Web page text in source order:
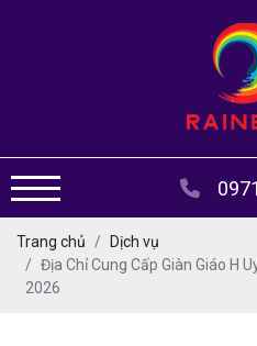
Trang chủ
Dịch vụ
Địa Chỉ Cung Cấp Giàn Giáo H
2026